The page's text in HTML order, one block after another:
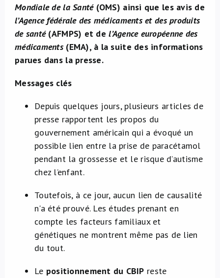
Mondiale de la Santé(OMS) ainsi que les avis de
l’Agence fédérale des médicaments et des produits
de santé(AFMPS) et del’Agence européenne des
médicaments(EMA), à la suite des informations
parues dans la presse.
Messages clés​
Depuis quelques jours, plusieurs articles de
presse rapportent les propos du
gouvernement américain qui a évoqué un
possible lien entre la prise de paracétamol
pendant la grossesse et le risque d’autisme
chez l’enfant.
Toutefois, à ce jour, aucun lien de causalité
n'a été prouvé. Les études prenant en
compte les facteurs familiaux et
génétiques ne montrent même pas de lien
du tout.
Le positionnement du CBIP reste